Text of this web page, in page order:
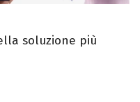
soluzione più